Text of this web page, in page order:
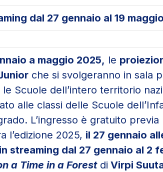
dal 27 gennaio al 19
a maggio 2025, le
che si svolgeranno in sala
Scuole dell’intero territorio
alle classi delle Scuole
L’ingresso è gratuito
l’edizione 2025, il 27 gennaio
streaming dal 27 gennaio al 2
a Time in a Forestdi Virpi